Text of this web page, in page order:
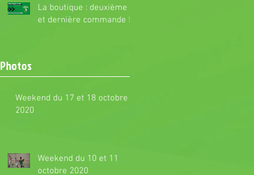
La boutique : deuxième
et dernière commande !
Photos
Weekend du 17 et 18 octobre
2020
Weekend du 10 et 11
octobre 2020